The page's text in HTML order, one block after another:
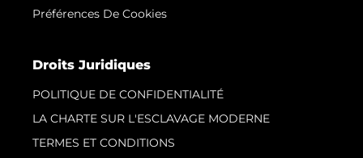
Préférences De Cookies
Droits Juridiques
POLITIQUE DE CONFIDENTIALITÉ
LA CHARTE SUR L'ESCLAVAGE MODERNE
TERMES ET CONDITIONS